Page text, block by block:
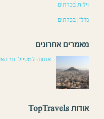
וילות בכרתים
נדל”ן בכרתים
מאמרים אחרונים
אתונה למטייל: 10 האטרקציות הטובות ביותר באתונה
אודות TopTravels